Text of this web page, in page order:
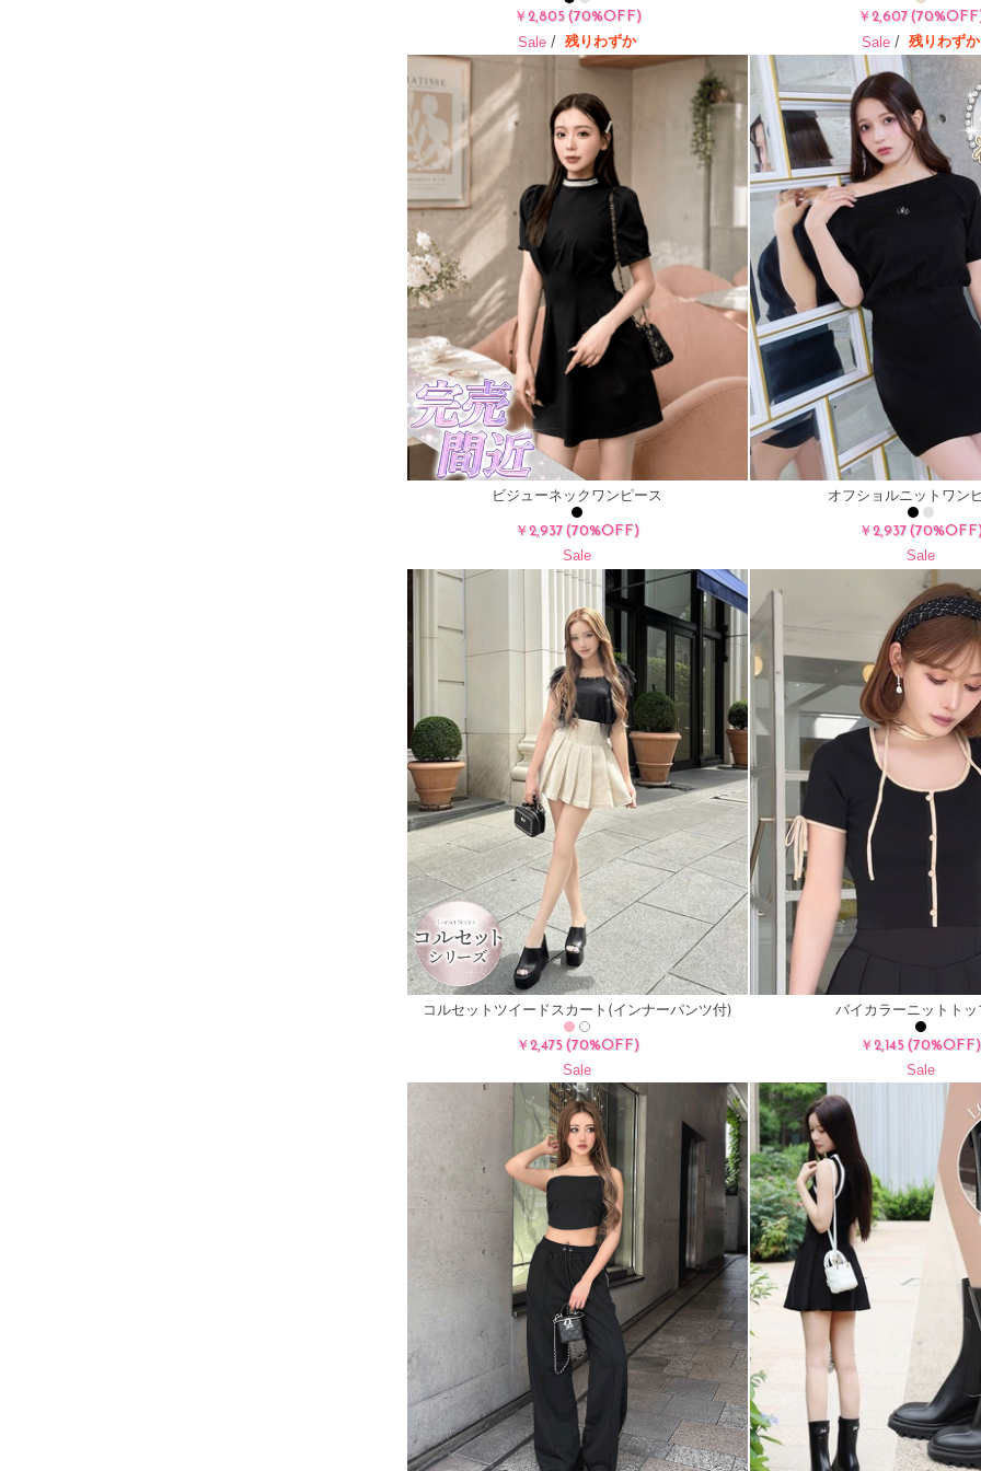
￥2,805(70%OFF) ￥2,607
Sale /残りわずか
ビジューネックワンピース
￥2,937(70%OFF)
Sale/ 残りわずか
オフショルニットワン
￥2,937
Sale
コルセットツイードスカート(インナーパンツ付)
￥2,475(70%OFF)
Sale
バイカラーニットトッ
￥2,145(70%OFF)
Sale Sale